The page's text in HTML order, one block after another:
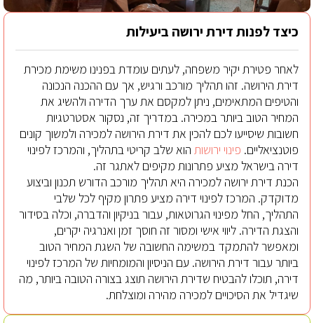
כיצד לפנות דירת ירושה ביעילות
לאחר פטירת יקיר משפחה, לעתים עומדת בפנינו משימת מכירת
דירת הירושה. זהו תהליך מורכב ורגיש, אך עם ההכנה הנכונה
והטיפים המתאימים, ניתן למקסם את ערך הדירה ולהשיג את
המחיר הטוב ביותר במכירה. במדריך זה, נסקור אסטרטגיות
חשובות שיסייעו לכם להכין את דירת הירושה למכירה ולמשוך קונים
פוטנציאליים. פינוי ירושות הוא שלב קריטי בתהליך, והמרכז לפינוי
דירה בישראל מציע פתרונות מקיפים לאתגר זה.
הכנת דירת ירושה למכירה היא תהליך מורכב הדורש תכנון וביצוע
מדוקדק. המרכז לפינוי דירה מציע פתרון מקיף לכל שלבי
התהליך, החל מפינוי הגרוטאות, עבור בניקיון והדברה, וכלה בסידור
והצגת הדירה. ליווי אישי ומסור זה חוסך זמן ואנרגיה יקרים,
ומאפשר להתמקד במשימה החשובה של השגת המחיר הטוב
ביותר עבור דירת הירושה. עם הניסיון והמומחיות של המרכז לפינוי
דירה, תוכלו להבטיח שדירת הירושה תוצג בצורה הטובה ביותר, מה
שיגדיל את הסיכויים למכירה מהירה ומוצלחת.